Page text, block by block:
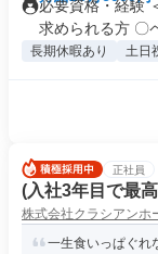
必要資格・経験
求められる方 〇
長期休暇あり 土日
正社員
(入社3年目で最
株式会社クラシアンホ
一生食いっぱぐれ